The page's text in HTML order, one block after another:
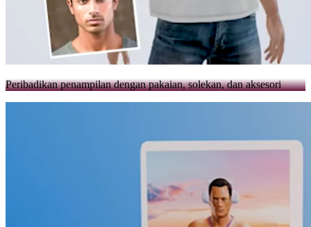
Peribadikan penampilan dengan pakaian, solekan, dan aksesori